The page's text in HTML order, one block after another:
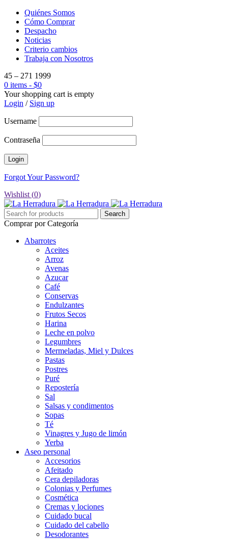
Quiénes Somos
Cómo Comprar
Despacho
Noticias
Criterio cambios
Trabaja con Nosotros
45 – 271 1999
0 items - $0
Your shopping cart is empty
Login / Sign up
Username
Contraseña
Forgot Your Password?
Wishlist (0)
Comprar por Categoría
Abarrotes
Aceites
Arroz
Avenas
Azucar
Café
Conservas
Endulzantes
Frutos Secos
Harina
Leche en polvo
Legumbres
Mermeladas, Miel y Dulces
Pastas
Postres
Puré
Repostería
Sal
Salsas y condimentos
Sopas
Té
Vinagres y Jugo de limón
Yerba
Aseo personal
Accesorios
Afeitado
Cera depiladoras
Colonias y Perfumes
Cosmética
Cremas y lociones
Cuidado bucal
Cuidado del cabello
Desodorantes